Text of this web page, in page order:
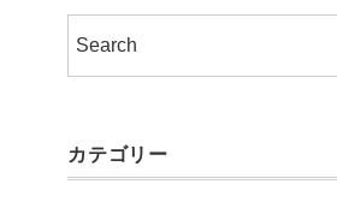
カテゴリー